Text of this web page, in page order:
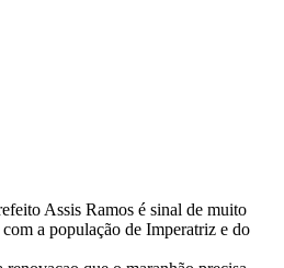
Assis Ramos é sinal de muito
a população de Imperatriz e do